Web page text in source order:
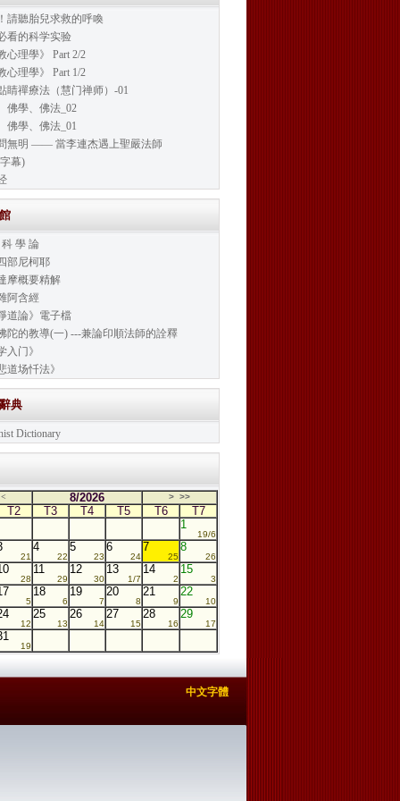
請聽胎兒求救的呼喚
看的科学实验
心理學》 Part 2/2
心理學》 Part 1/2
睛禪療法（慧门禅师）-01
佛學、佛法_02
佛學、佛法_01
無明 —— 當李連杰遇上聖嚴法師
幕)
學 論
部尼柯耶
摩概要精解
阿含經
道論》電子檔
陀的教導(一) ---兼論印順法師的詮釋
入门》
道场忏法》
典
Dictionary
< 8/2026 > >>
T2 T3 T4 T5 T6
T7
1
19/6
21
4
22
5
23
6
24
7
25
8
26
28
11
29
12
30
13
1/7
14
2
15
3
5
18
6
19
7
20
8
21
9
22
10
12
25
13
26
14
27
15
28
16
29
17
19
中文字體